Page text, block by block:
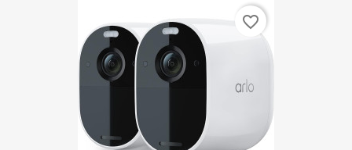
favorite_border